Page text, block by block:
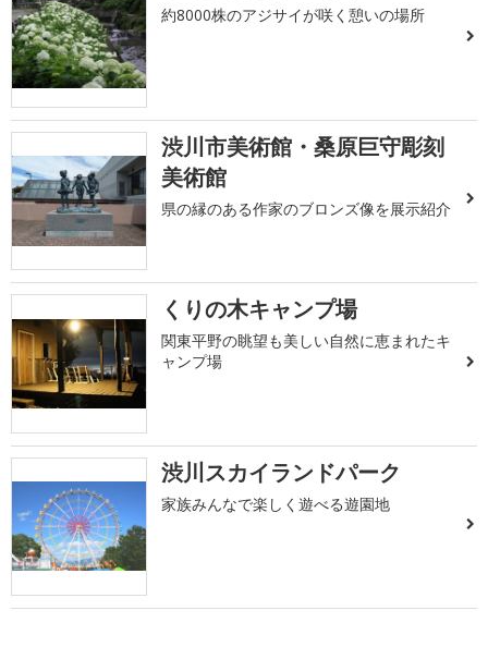
約8000株のアジサイが咲く憩いの場所
渋川市美術館・桑原巨守彫刻
美術館
県の縁のある作家のブロンズ像を展示紹介
くりの木キャンプ場
関東平野の眺望も美しい自然に恵まれたキ
ャンプ場
渋川スカイランドパーク
家族みんなで楽しく遊べる遊園地